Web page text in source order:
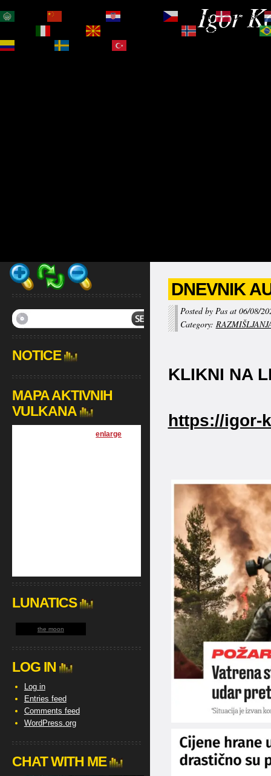
Igor
DNEVNIK
Posted by Pas at 06/08/
Category:
KLIKNI NA
https://igor-
NOTICE
MAPA AKTIVNIH
VULKANA
[enlarge
LUNATICS
the moon
LOG IN
Log in
Entries feed
Comments feed
WordPress.org
CHAT WITH ME
Čeština‎
Dansk
Norsk bokmål